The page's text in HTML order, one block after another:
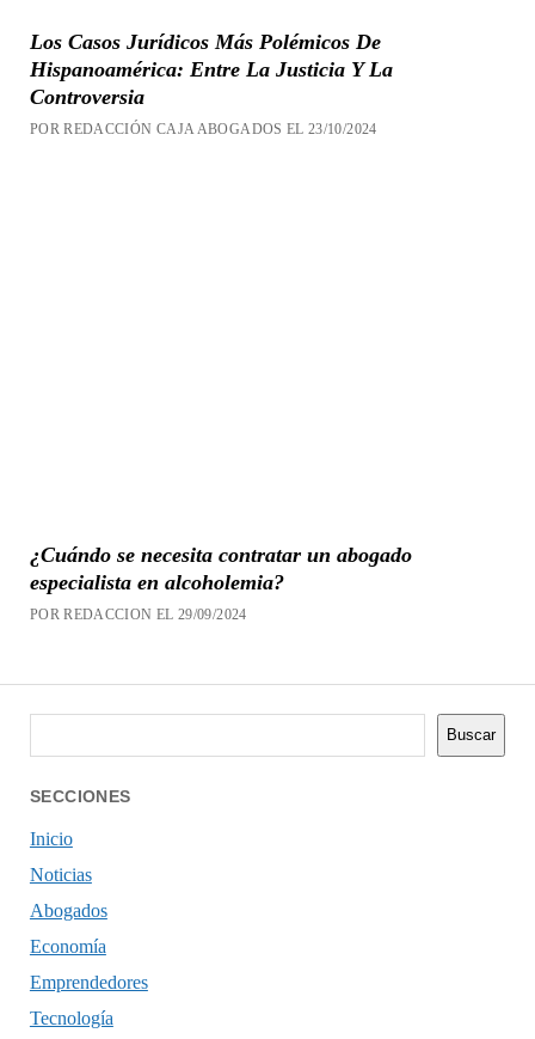
Los Casos Jurídicos Más Polémicos De
Hispanoamérica: Entre La Justicia Y La
Controversia
POR REDACCIÓN CAJA ABOGADOS EL 23/10/2024
¿Cuándo se necesita contratar un abogado
especialista en alcoholemia?
POR REDACCION EL 29/09/2024
Buscar
SECCIONES
Inicio
Noticias
Abogados
Economía
Emprendedores
Tecnología